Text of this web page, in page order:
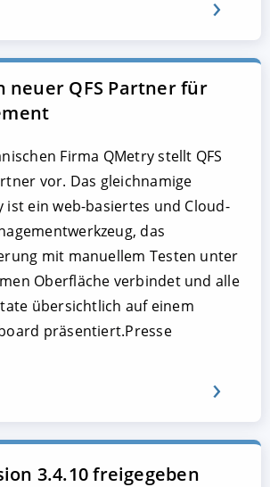
neuer QFS Partner für
Firma QMetry stellt QFS
vor. Das gleichnamige
ist ein web-basiertes und Cloud-
das
mit manuellem Testen unter
Oberfläche verbindet und alle
übersichtlich auf einem
präsentiert.Presse
3.4.10 freigegeben